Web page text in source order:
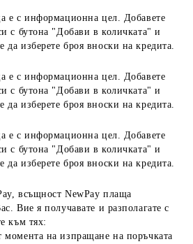
е с информационна цел. Добавете
с бутона "Добави в количката" и
изберете броя вноски на кредита.
е с информационна цел. Добавете
с бутона "Добави в количката" и
изберете броя вноски на кредита.
е с информационна цел. Добавете
с бутона "Добави в количката" и
изберете броя вноски на кредита.
всъщност NewPay плаща
Вие я получавате и разполагате с
към тях:
на изпращане на поръчката